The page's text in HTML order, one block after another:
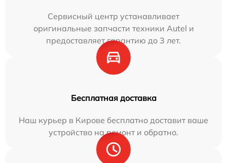
Сервисный центр устанавливает
оригинальные запчасти техники Autel и
предоставляет гарантию до 3 лет.
Бесплатная доставка
Наш курьер в Кирове бесплатно доставит ваше
устройство на ремонт и обратно.